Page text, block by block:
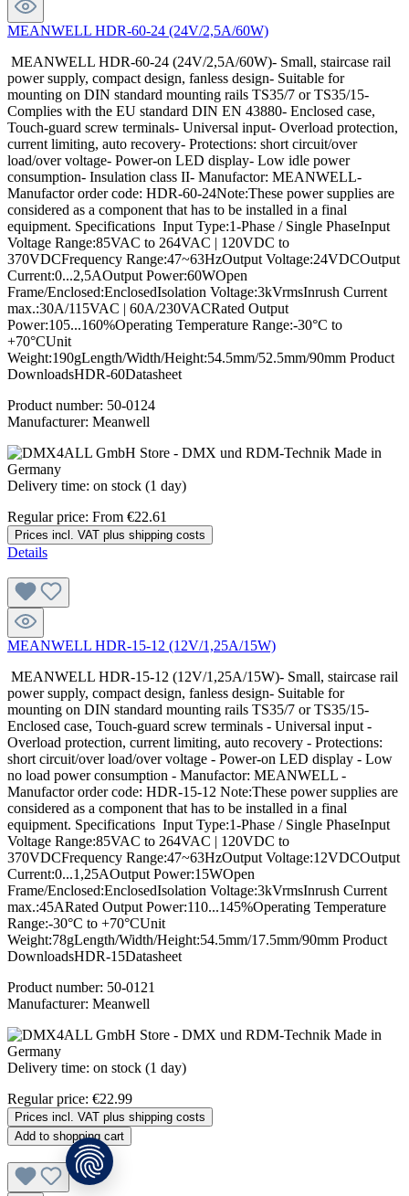
MEANWELL HDR-60-24 (24V/2,5A/60W)
MEANWELL HDR-60-24 (24V/2,5A/60W)- Small, staircase rail
power supply, compact design, fanless design- Suitable for
mounting on DIN standard mounting rails TS35/7 or TS35/15-
Complies with the EU standard DIN EN 43880- Enclosed case,
Touch-guard screw terminals- Universal input- Overload protection,
current limiting, auto recovery- Protections: short circuit/over
load/over voltage- Power-on LED display- Low idle power
consumption- Insulation class II- Manufactor: MEANWELL-
Manufactor order code: HDR-60-24Note:These power supplies are
considered as a component that has to be installed in a final
equipment. Specifications Input Type:1-Phase / Single PhaseInput
Voltage Range:85VAC to 264VAC | 120VDC to
370VDCFrequency Range:47~63HzOutput Voltage:24VDCOutput
Current:0...2,5AOutput Power:60WOpen
Frame/Enclosed:EnclosedIsolation Voltage:3kVrmsInrush Current
max.:30A/115VAC | 60A/230VACRated Output
Power:105...160%Operating Temperature Range:-30°C to
+70°CUnit
Weight:190gLength/Width/Height:54.5mm/52.5mm/90mm Product
DownloadsHDR-60Datasheet
Product number: 50-0124
Manufacturer: Meanwell
Delivery time: on stock (1 day)
Regular price: From €22.61
Prices incl. VAT plus shipping costs
Details
MEANWELL HDR-15-12 (12V/1,25A/15W)
MEANWELL HDR-15-12 (12V/1,25A/15W)- Small, staircase rail
power supply, compact design, fanless design- Suitable for
mounting on DIN standard mounting rails TS35/7 or TS35/15-
Enclosed case, Touch-guard screw terminals - Universal input -
Overload protection, current limiting, auto recovery - Protections:
short circuit/over load/over voltage - Power-on LED display - Low
no load power consumption - Manufactor: MEANWELL -
Manufactor order code: HDR-15-12 Note:These power supplies are
considered as a component that has to be installed in a final
equipment. Specifications Input Type:1-Phase / Single PhaseInput
Voltage Range:85VAC to 264VAC | 120VDC to
370VDCFrequency Range:47~63HzOutput Voltage:12VDCOutput
Current:0...1,25AOutput Power:15WOpen
Frame/Enclosed:EnclosedIsolation Voltage:3kVrmsInrush Current
max.:45ARated Output Power:110...145%Operating Temperature
Range:-30°C to +70°CUnit
Weight:78gLength/Width/Height:54.5mm/17.5mm/90mm Product
DownloadsHDR-15Datasheet
Product number: 50-0121
Manufacturer: Meanwell
Delivery time: on stock (1 day)
Regular price: €22.99
Prices incl. VAT plus shipping costs
Add to shopping cart